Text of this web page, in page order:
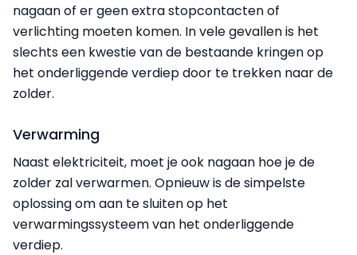
nagaan of er geen extra stopcontacten of
verlichting moeten komen. In vele gevallen is het
slechts een kwestie van de bestaande kringen op
het onderliggende verdiep door te trekken naar de
zolder.
Verwarming
Naast elektriciteit, moet je ook nagaan hoe je de
zolder zal verwarmen. Opnieuw is de simpelste
oplossing om aan te sluiten op het
verwarmingssysteem van het onderliggende
verdiep.